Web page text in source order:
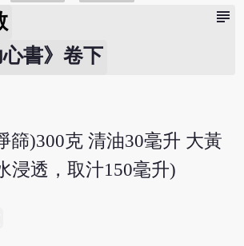
subject
心書》卷下
篩)300克 清油30毫升 大黃
浸透，取汁150毫升)